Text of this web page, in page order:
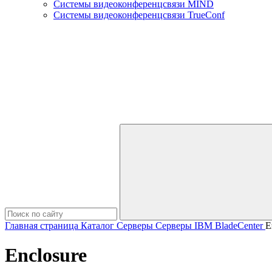
Системы видеоконференцсвязи MIND
Системы видеоконференцсвязи TrueConf
Главная страница Каталог Серверы Серверы IBM BladeCenter
Enclosure